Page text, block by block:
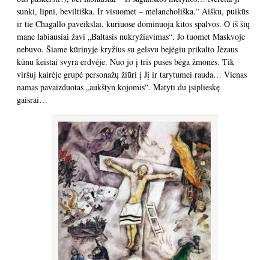
sunki, lipni, beviltiška. Ir visuomet – melancholiška.“ Aišku, puikūs
ir tie Chagallo paveikslai, kuriuose dominuoja kitos spalvos. O iš šių
mane labiausiai žavi „Baltasis nukryžiavimas“. Jo tuomet Maskvoje
nebuvo. Šiame kūrinyje kryžius su gelsvu bejėgiu prikalto Jėzaus
kūnu keistai svyra erdvėje. Nuo jo į tris puses bėga žmonės. Tik
viršuj kairėje grupė personažų žiūri į Jį ir tarytumei rauda… Vienas
namas pavaizduotas „aukštyn kojomis“. Matyti du įsiplieskę
gaisrai…